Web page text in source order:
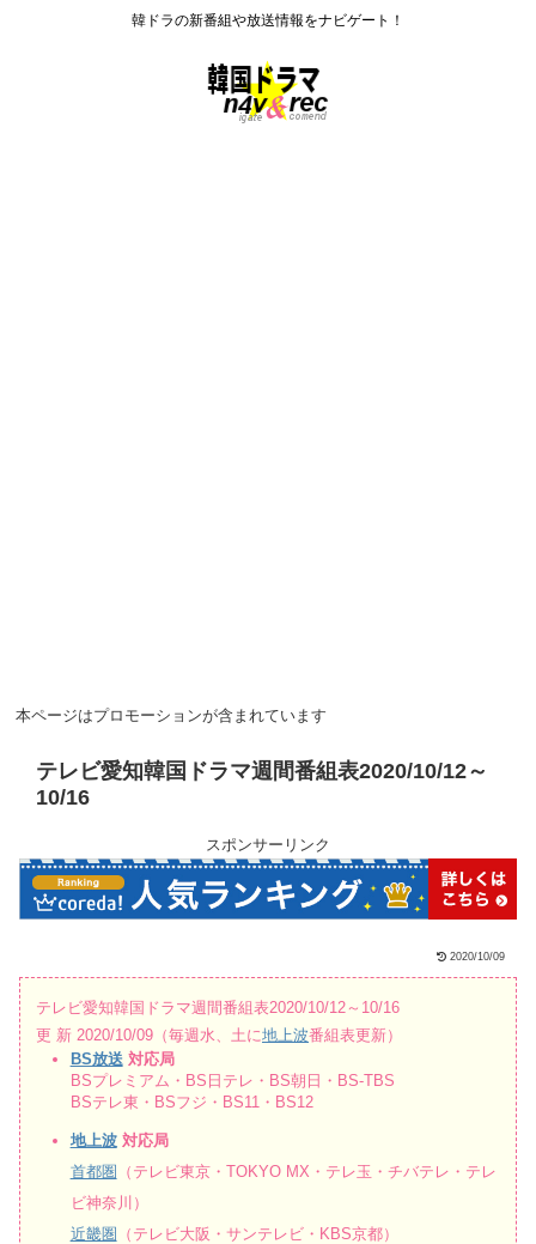
韓ドラの新番組や放送情報をナビゲート！
本ページはプロモーションが含まれています
テレビ愛知韓国ドラマ週間番組表2020/10/12～
10/16
スポンサーリンク
2020/10/09
テレビ愛知韓国ドラマ週間番組表2020/10/12～10/16
更 新 2020/10/09（毎週水、土に地上波番組表更新）
BS放送 対応局
BSプレミアム・BS日テレ・BS朝日・BS-TBS
BSテレ東・BSフジ・BS11・BS12
地上波対応局
首都圏 （テレビ東京・TOKYO MX・テレ玉・チバテレ・テレ
ビ神奈川）
近畿圏 （テレビ大阪・サンテレビ・KBS京都）